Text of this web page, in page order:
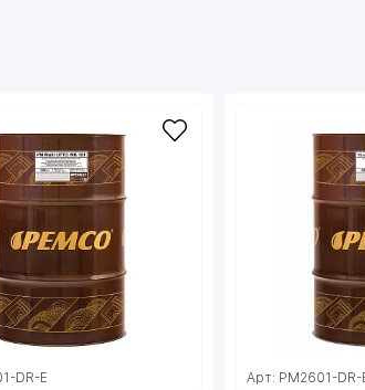
материалами уплотнений,
разбухание, затвердевание и усадку,
позволяет снизить затраты на
предотвращает утечки;
Рекомендовано для применения в
современных автоматических
(ручной режим, последовательный
электронный контроль - в т.ч. с
гидротрансформатора) автомобилей
DR-E Арт: PM2601-DR-